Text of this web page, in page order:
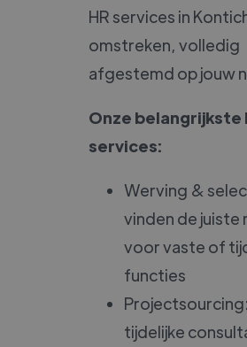
HR services in
omstreken, volledig
afgestemd op jouw
Onze belangrijkste
services:
Werving &
vinden de juiste
voor vaste of
functies
Projectsourcing:
tijdelijke